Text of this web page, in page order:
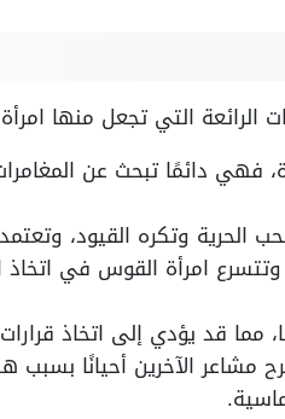
الرائعة التي تجعل منها
فهي دائمًا تبحث عن
وتكره القيود،
امرأة القوس في اتخاذ
مما قد يؤدي إلى اتخاذ
مشاعر الآخرين أحيانًا بسبب